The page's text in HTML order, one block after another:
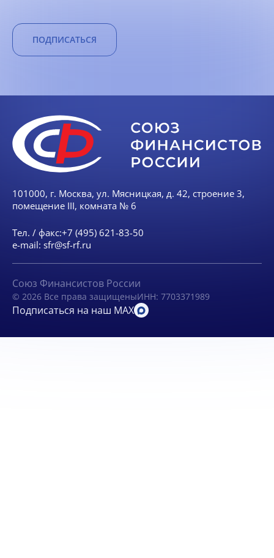
ПОДПИСАТЬСЯ
101000, г. Москва, ул. Мясницкая, д. 42, строение 3,
помещение III, комната № 6
Тел. / факс:+7 (495) 621-83-50
e-mail: sfr@sf-rf.ru
Союз Финансистов России
© 2026 Все права защищеныИНН: 7703371989
Подписаться на наш MAX